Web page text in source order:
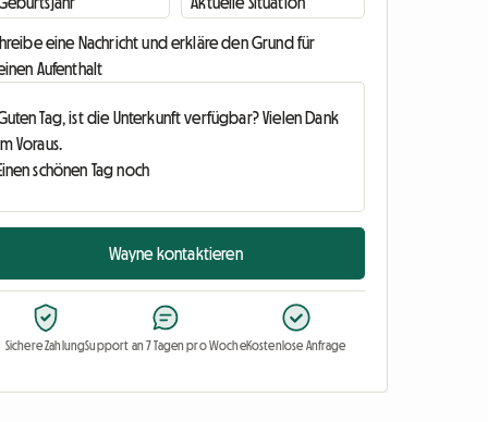
eine Nachricht und erkläre den Grund für
Aufenthalt
Wayne kontaktieren
Sichere ZahlungSupport an 7 Tagen pro WocheKostenlose Anfrage